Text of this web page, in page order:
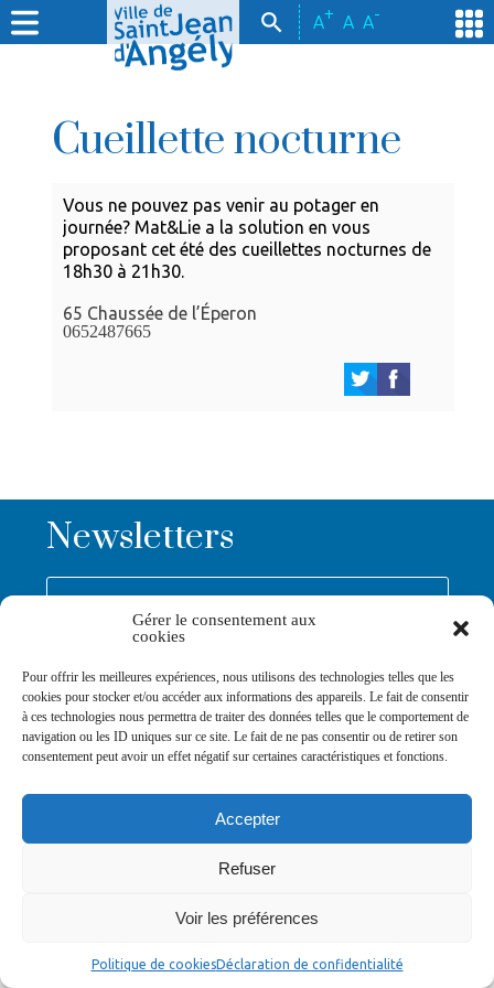
Gérer le consentement aux
cookies
Pour offrir les meilleures expériences, nous utilisons des technologies telles que les
cookies pour stocker et/ou accéder aux informations des appareils. Le fait de consentir
à ces technologies nous permettra de traiter des données telles que le comportement de
navigation ou les ID uniques sur ce site. Le fait de ne pas consentir ou de retirer son
consentement peut avoir un effet négatif sur certaines caractéristiques et fonctions.
Accepter
Refuser
Voir les préférences
Politique de cookiesDéclaration de confidentialité
A+ A A-
Cueillette nocturne
Vous ne pouvez pas venir au potager en
journée? Mat&Lie a la solution en vous
proposant cet été des cueillettes nocturnes de
18h30 à 21h30.
65 Chaussée de l’Éperon
0652487665
Newsletters
Abonnez-vous à la newsletter
© Ville de Saint-Jean-d'Angély 2026
Données personnelles